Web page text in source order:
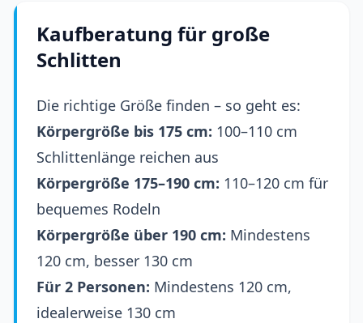
Kaufberatung für große
Schlitten
Die richtige Größe finden – so geht es:
Körpergröße bis 175 cm: 100–110 cm
Schlittenlänge reichen aus
Körpergröße 175–190 cm: 110–120 cm für
bequemes Rodeln
Körpergröße über 190 cm: Mindestens
120 cm, besser 130 cm
Für 2 Personen: Mindestens 120 cm,
idealerweise 130 cm